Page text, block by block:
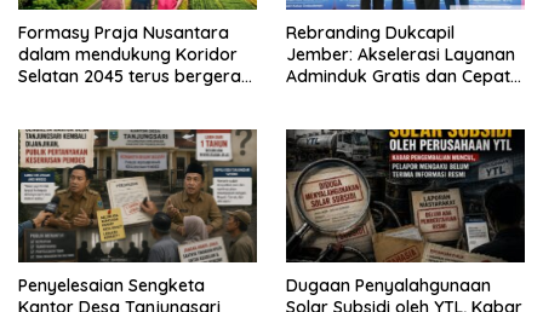
Formasy Praja Nusantara
dalam mendukung Koridor
Selatan 2045 terus bergerak
dengan SPEKTANI
Rebranding Dukcapil
Jember: Akselerasi Layanan
Adminduk Gratis dan Cepat
Penyelesaian Sengketa
Kantor Desa Tanjungsari
Dugaan Penyalahgunaan
Solar Subsidi oleh YTL, Kabar